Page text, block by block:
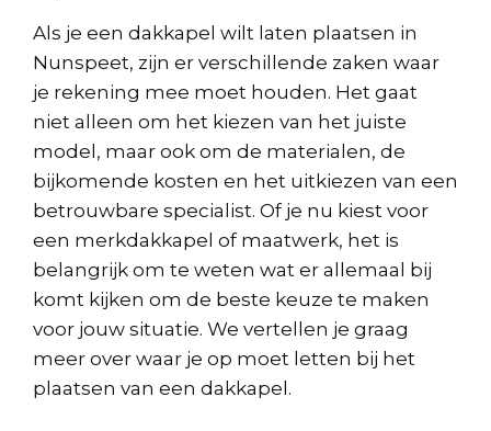
Als je een dakkapel wilt laten plaatsen in
Nunspeet, zijn er verschillende zaken waar
je rekening mee moet houden. Het gaat
niet alleen om het kiezen van het juiste
model, maar ook om de materialen, de
bijkomende kosten en het uitkiezen van een
betrouwbare specialist. Of je nu kiest voor
een merkdakkapel of maatwerk, het is
belangrijk om te weten wat er allemaal bij
komt kijken om de beste keuze te maken
voor jouw situatie. We vertellen je graag
meer over waar je op moet letten bij het
plaatsen van een dakkapel.